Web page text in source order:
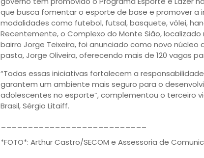
que busca fomentar o esporte de base e promover a
modalidades como futebol, futsal, basquete, vôlei,
Recentemente, o Complexo do Monte Sião,
bairro Jorge Teixeira, foi anunciado como novo núcleo
pasta, Jorge Oliveira, oferecendo mais de 120 vagas
“Todas essas iniciativas fortalecem a
garantem um ambiente mais seguro para o
adolescentes no esporte”, complementou o terceiro
Brasil, Sérgio Litaiff.
*FOTO*: Arthur Castro/SECOM e Assessoria de